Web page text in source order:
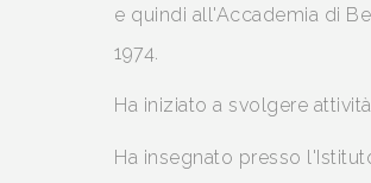
e quindi all'Accademia di
1974.
Ha iniziato a svolgere
Ha insegnato presso